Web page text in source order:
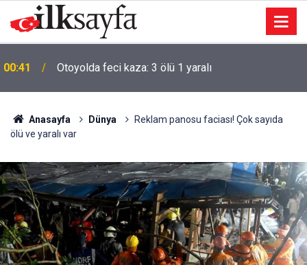
00:41 Otoyolda feci kaza: 3 ölü 1 yaralı
Anasayfa Dünya
Reklam panosu faciası! Çok sayıda
ölü ve yaralı var